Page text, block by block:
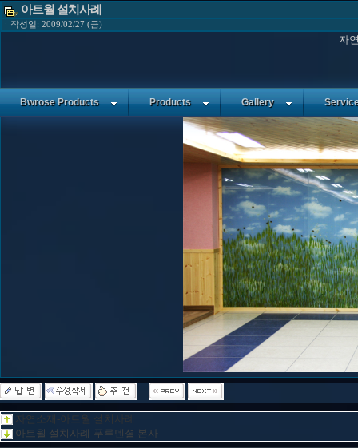
Bwrose Products Products Gallery
아트월 설치사례
ㆍ작성일: 2009/02/27 (금)
자
자연소재-아트월 설치사례
아트월 설치사례-푸루덴셜 본사